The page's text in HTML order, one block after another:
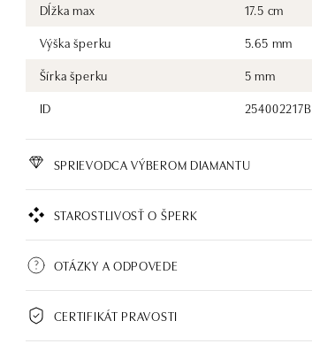
Dĺžka max
17.5 cm
Výška šperku
5.65 mm
Šírka šperku
5 mm
ID
254002217B
SPRIEVODCA VÝBEROM DIAMANTU
STAROSTLIVOSŤ O ŠPERK
OTÁZKY A ODPOVEDE
CERTIFIKÁT PRAVOSTI